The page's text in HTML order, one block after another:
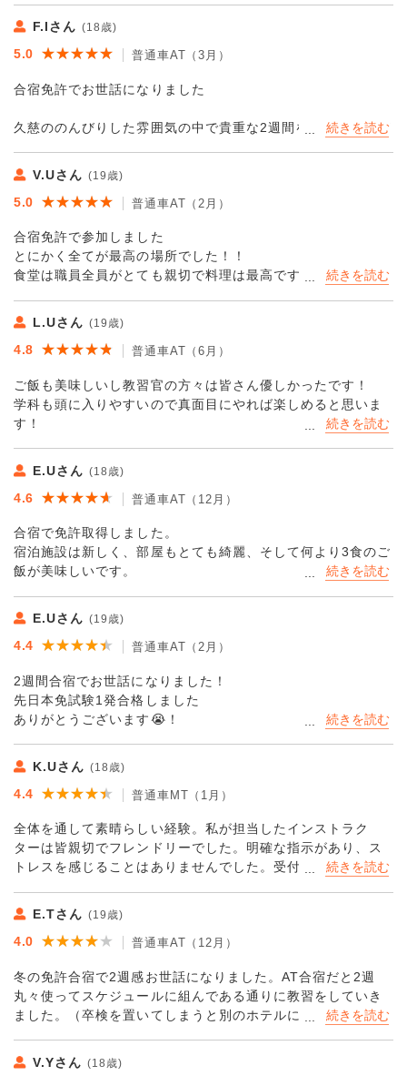
更に言えば
ご飯も1日3食ついておいしい、
宿泊部屋も冷蔵庫付きで内装も
その上、1週間に2回ほど清掃してくれます。
先生方もわかりやすく優しい方々ばかり、
洗濯機もコインランドリーではなく
談話室には電子レンジと洗濯機があり、
洗剤、柔軟剤もあります。
移動費も全て負担してくれました！
ご飯や宿泊は
免許関係なく連絡すれば
部外者でも利用できるそうなので
いつかまた挨拶しに行きたいと
思っています。
F.Iさん (18歳)
5.0 ★★★★★
★★★★★ 普通車AT（3月）
合宿免許でお世話になりました
久慈ののんびりした雰囲気の中で貴重な2週間を過ごすことが
教官や事務の方々、宿舎の食事、宿舎の環境など、どれを
とっても本当に素晴らしかったです！特に宿舎の食事が美味
しくて、毎日のご飯が楽しみでした👏
教官の方々は皆さん丁寧に教えて下さったのが自分にはぴっ
たりでした！
皆さん優しかったですが、学ぶべきポイントはきちんと伝え
てくれるのでメリハリがあります
いロマンチックな雰囲気も堪能できました
なんとなくGoogleの口コミを見て選びましたが、久慈自動車
学校を選んで本当に良かったと思っています
本免に合格したので、生涯無事故のカーライフを楽しんでい
きたいです！
V.Uさん (19歳)
5.0 ★★★★★
★★★★★ 普通車AT（2月）
合宿免許で参加しました
とにかく全てが最高の場所でした！！
食堂は職員全員がとても親切で料理は最高です。1番の記憶に
それくらい飯はめちゃくちゃ美味いです！！！
教官の方々は全員教えが上手であり、落ち着いて教習できる
環境でした。
たです笑
当然、ホテルだったので清掃もあり、洗濯機、乾燥機、洗剤
もあり、更に驚いたのが常備薬までありました！！
機会があればこの食堂にまた行きたいですし、追加で免許取
る時はまたここでお願いしたいです！
L.Uさん (19歳)
4.8 ★★★★★
★★★★★ 普通車AT（6月）
ご飯も美味しいし教習官の方々は皆さん優しかったです！
学科も頭に入りやすいので真面目にやれば楽しめると思いま
す！
E.Uさん (18歳)
4.6 ★★★★★
★★★★★ 普通車AT（12月）
合宿で免許取得しました。
宿泊施設は新しく、部屋もとても綺麗、そして何より3食のご
飯が美味しいです。
たです。
E.Uさん (19歳)
4.4 ★★★★★
★★★★★ 普通車AT（2月）
2週間合宿でお世話になりました！
先日本免試験1発合格しました
ありがとうございます😭！
先生も、1人「もしかして機嫌悪い？｣って心配になる人もい
たけど、それを除けばほとんど面白い先生や優しい先生ばか
りで1人で行ったけどあっとゆう間の2週間でしたありがとう
K.Uさん (18歳)
4.4 ★★★★★
★★★★★ 普通車MT（1月）
全体を通して素晴らしい経験。私が担当したインストラク
ターは皆親切でフレンドリーでした。明確な指示があり、ス
トレスを感じることはありませんでした。受付係もフレンド
は、久慈市内を巡るのに便利なレンタル自転車があること。
実際、私は自由時間の 1 つを海岸沿いのサイクリングに費や
しました。ちなみに、ここに来たならこれは必須のアクティ
ぜひご検討ください。混雑した都市から離れて、素敵な小旅
行になることは保証します。ここで提供される食べ物も素晴
らしいです:)
E.Tさん (19歳)
4.0 ★★★★★
★★★★★ 普通車AT（12月）
冬の免許合宿で2週感お世話になりました。AT合宿だと2週
丸々使ってスケジュールに組んである通りに教習をしていき
ました。（卒検を置いてしまうと別のホテルに移動に…）
エラのご飯が美味しかったです。グループでここの免許合宿
に行ってみてはいかがでしょうか
V.Yさん (18歳)